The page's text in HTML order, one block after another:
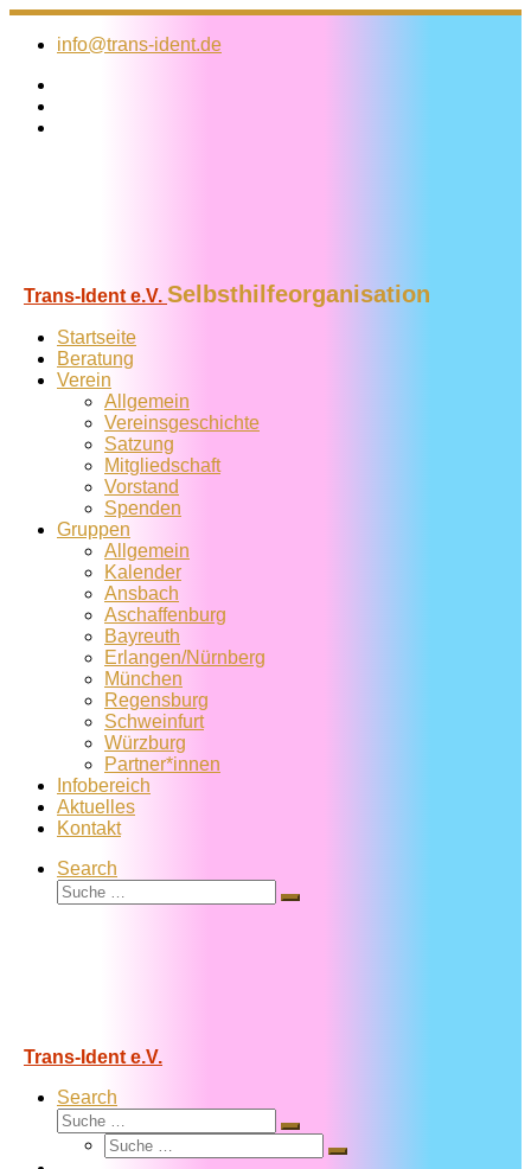
Zum
Inhalt
info@trans-ident.de
Trans-Ident e.V. Selbsthilfeorganisation
Startseite
Beratung
Verein
Allgemein
Vereins­geschichte
Satzung
Mitglied­schaft
Vorstand
Spenden
Gruppen
Allgemein
Kalender
Ansbach
Aschaffenburg
Bayreuth
Erlangen/Nürnberg
München
Regensburg
Schweinfurt
Würzburg
Partner*innen
Infobereich
Aktuelles
Kontakt
Search
Suche
Suche
Trans-Ident e.V.
Search
Suche
Suche
Suche
Suche